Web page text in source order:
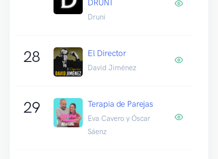
DRUNI
Druni
28 El Director
David Jiménez
29 Terapia de Parejas
Eva Cavero y Óscar
Sáenz